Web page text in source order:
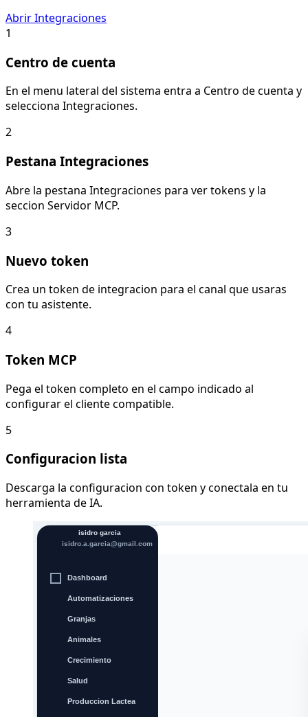
Abrir Integraciones
1
Centro de cuenta
En el menu lateral del sistema entra a Centro de cuenta y
selecciona Integraciones.
2
Pestana Integraciones
Abre la pestana Integraciones para ver tokens y la
seccion Servidor MCP.
3
Nuevo token
Crea un token de integracion para el canal que usaras
con tu asistente.
4
Token MCP
Pega el token completo en el campo indicado al
configurar el cliente compatible.
5
Configuracion lista
Descarga la configuracion con token y conectala en tu
herramienta de IA.